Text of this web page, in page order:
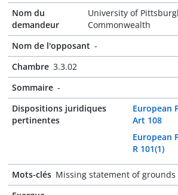
Nom du
demandeur
University of
Commonwealth
Nom de l'opposant -
Chambre 3.3.02
Sommaire -
Dispositions juridiques
pertinentes
European
Art 108
European
R 101(1)
Mots-clés Missing statement of grounds